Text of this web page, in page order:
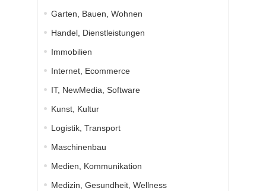
Garten, Bauen, Wohnen
Handel, Dienstleistungen
Immobilien
Internet, Ecommerce
IT, NewMedia, Software
Kunst, Kultur
Logistik, Transport
Maschinenbau
Medien, Kommunikation
Medizin, Gesundheit, Wellness